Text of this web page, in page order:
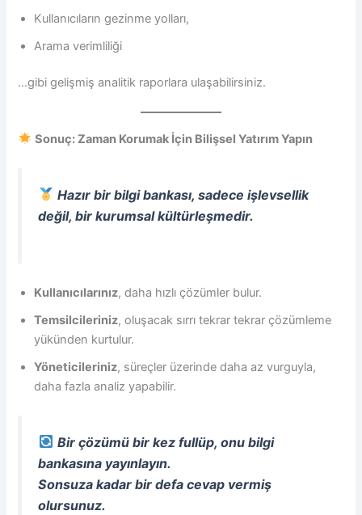
Kullanıcıların gezinme yolları,
Arama verimliliği
…gibi gelişmiş analitik raporlara ulaşabilirsiniz.
Sonuç: Zaman Korumak İçin Bilişsel Yatırım Yapın
Hazır bir bilgi bankası, sadece işlevsellik
değil, bir kurumsal kültürleşmedir.
Kullanıcılarınız, daha hızlı çözümler bulur.
Temsilcileriniz, oluşacak sırrı tekrar tekrar çözümleme
yükünden kurtulur.
Yöneticileriniz, süreçler üzerinde daha az vurguyla,
daha fazla analiz yapabilir.
Bir çözümü bir kez fullüp, onu bilgi
bankasına yayınlayın.
Sonsuza kadar bir defa cevap vermiş
olursunuz.